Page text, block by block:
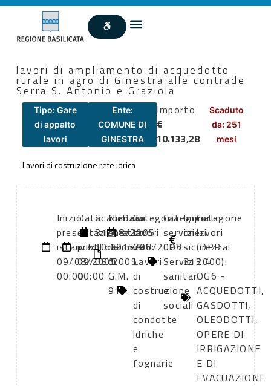
lavori di ampliamento di acquedotto
rurale in agro di Ginestra alle contrade
Serra S. Antonio e Graziola
Tipo: Gare
di appalto
lavori
Ente:
COMUNE DI
GINESTRA
Importo
€
10.133,28
Scaduto
da: 251
mesi
Lavori di costruzione rete idrica
Inizio
presentazione
istanze:
09/08/2005
00:00
Data
di
pubblicazione:
09/08/2005
00:00
Scadenza:
31/08/2005
10:00
Numero
atto:
delibera
di
G.M.
91
Data
atto:
15/06/2005
Categoria
lavori
CPV:
Lavori
di
costruzione
di
condotte
idriche
e
fognarie
Categoria
servizi
CPV:
Servizi
sanitari
e
sociali
Importo
oneri
sicurezza:
313,4
Categorie
lavori
(DPR
2000):
OG6 -
ACQUEDOTTI,
GASDOTTI,
OLEODOTTI,
OPERE DI
IRRIGAZIONE
E DI
EVACUAZIONE